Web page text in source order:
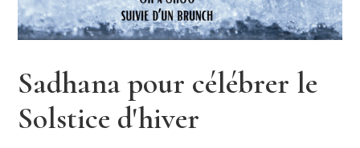
Sadhana pour célébrer le
Solstice d'hiver